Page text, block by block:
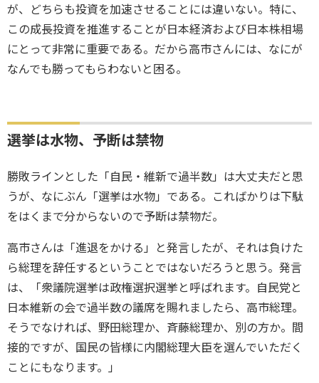
が、どちらも投資を加速させることには違いない。特に、
この成長投資を推進することが日本経済および日本株相場
にとって非常に重要である。だから高市さんには、なにが
なんでも勝ってもらわないと困る。
選挙は水物、予断は禁物
勝敗ラインとした「自民・維新で過半数」は大丈夫だと思
うが、なにぶん「選挙は水物」である。こればかりは下駄
をはくまで分からないので予断は禁物だ。
高市さんは「進退をかける」と発言したが、それは負けた
ら総理を辞任するということではないだろうと思う。発言
は、「衆議院選挙は政権選択選挙と呼ばれます。自民党と
日本維新の会で過半数の議席を賜れましたら、高市総理。
そうでなければ、野田総理か、斉藤総理か、別の方か。間
接的ですが、国民の皆様に内閣総理大臣を選んでいただく
ことにもなります。」